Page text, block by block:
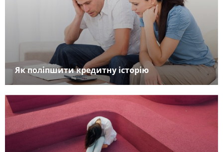
Як поліпшити кредитну історію